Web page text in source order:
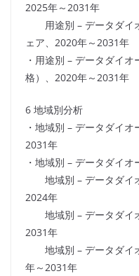
2025年～2031年
用途別 – データダイ
ェア、2020年～2031年
・用途別 – データダイ
格）、2020年～2031年
6 地域別分析
・地域別 – データダイ
2031年
・地域別 – データダイ
地域別 – データダイ
2024年
地域別 – データダイ
2031年
地域別 – データダイ
年～2031年